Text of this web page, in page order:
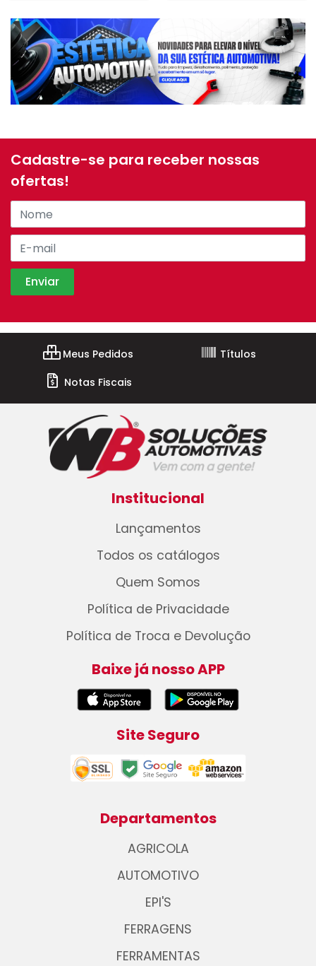
Cadastre-se para receber nossas
ofertas!
Meus Pedidos
Títulos
Notas Fiscais
Institucional
Lançamentos
Todos os catálogos
Quem Somos
Política de Privacidade
Política de Troca e Devolução
Baixe já nosso APP
Site Seguro
Departamentos
AGRICOLA
AUTOMOTIVO
EPI'S
FERRAGENS
FERRAMENTAS